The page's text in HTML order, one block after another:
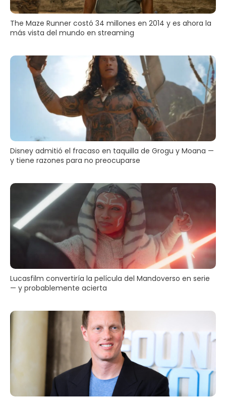
The Maze Runner costó 34 millones en 2014 y es ahora la
más vista del mundo en streaming
Disney admitió el fracaso en taquilla de Grogu y Moana —
y tiene razones para no preocuparse
Lucasfilm convertiría la película del Mandoverso en serie
— y probablemente acierta